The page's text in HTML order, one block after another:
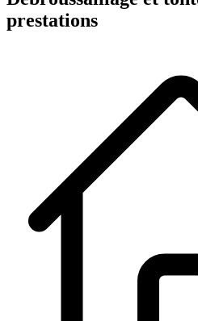
prestations